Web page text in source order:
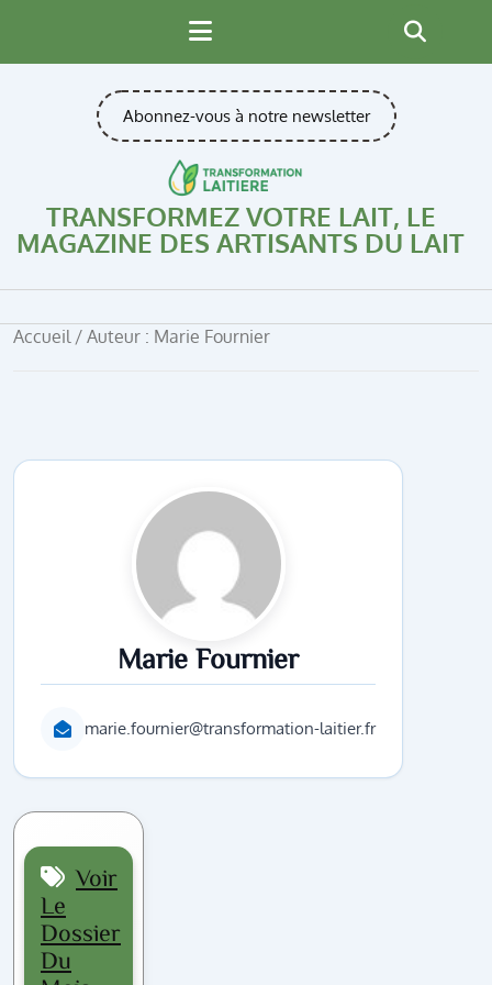
content
Abonnez-vous à notre newsletter
TRANSFORMEZ VOTRE LAIT, LE
MAGAZINE DES ARTISANTS DU LAIT
Accueil / Auteur : Marie Fournier
Marie Fournier
marie.fournier@transformation-laitier.fr
Voir
Le
Dossier
Du